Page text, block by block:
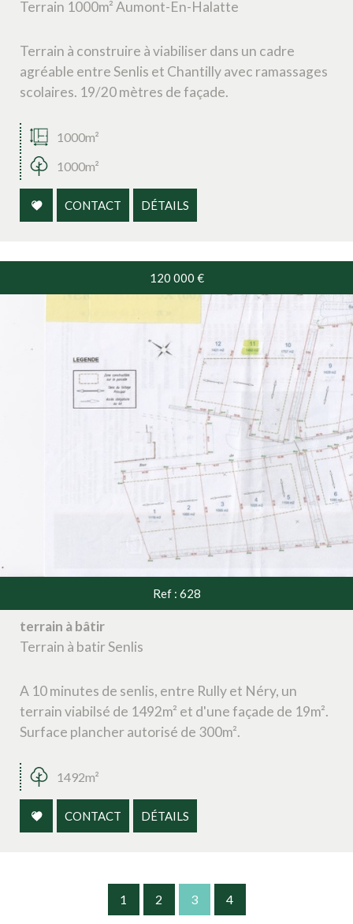
Terrain 1000m² Aumont-En-Halatte
Terrain à construire à viabiliser dans un cadre
agréable entre Senlis et Chantilly avec ramassages
scolaires. 19/20 mètres de façade.
1000m²
1000m²
CONTACT DÉTAILS
120 000 €
Ref : 628
terrain à bâtir
Terrain à batir Senlis
A 10 minutes de senlis, entre Rully et Néry, un
terrain viabilsé de 1492m² et d'une façade de 19m².
Surface plancher autorisé de 300m².
1492m²
CONTACT DÉTAILS
1 2 3 4